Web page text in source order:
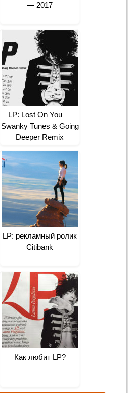
— 2017
LP: Lost On You —
Swanky Tunes & Going
Deeper Remix
LP: рекламный ролик
Citibank
Как любит LP?